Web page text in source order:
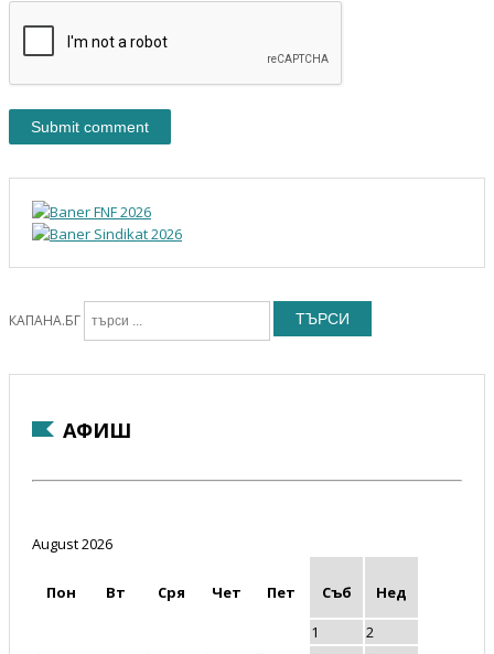
КАПАНА.БГ ТЪРСИ
АФИШ
August 2026
Пон Вт Сря Чет Пет Съб
Нед
1
2